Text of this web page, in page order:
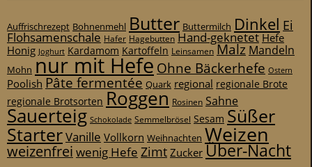
Auffrischrezept Bohnenmehl Butter Buttermilch Dinkel Ei
Flohsamenschale Hafer Hagebutten Hand-geknetet Hefe
Honig Joghurt Kardamom Kartoffeln Leinsamen Malz Mandeln
Mohn nur mit Hefe Ohne Bäckerhefe Ostern
Poolish Pâte fermentée Quark regional regionale Brote
regionale Brotsorten Roggen Rosinen Sahne
Sauerteig Schokolade Semmelbrösel Sesam Süßer
StarterVanille Vollkorn Weihnachten Weizen
weizenfrei wenig Hefe ZimtZuckerÜber-Nacht